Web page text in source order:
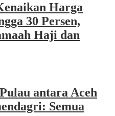
Harga
30 Persen,
Haji dan
antara Aceh
Semua